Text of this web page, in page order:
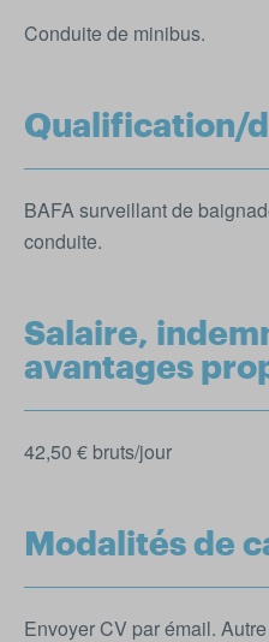
Conduite de minibus.
Qualification/
BAFA surveillant de
conduite.
Salaire,
avantages
42,50 € bruts/jour
Modalités de
Envoyer CV par émail.